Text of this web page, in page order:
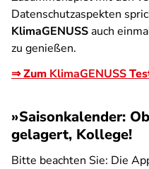
Datenschutzaspekten
KlimaGENUSSauch
zu genießen.
⇒ Zum KlimaGENUSS
»Saisonkalender:
gelagert, Kollege!
Bitte beachten Sie: Die